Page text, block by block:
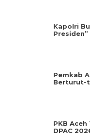
Kapolri
Pemkab
Berturut-
PKB
DPAC